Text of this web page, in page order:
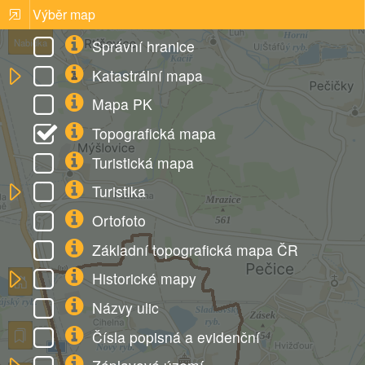
Nabídka
Výběr map
Správní hranice
Katastrální mapa
Mapa PK
Topografická mapa
Turistická mapa
Turistika
Ortofoto
Základní topografická mapa ČR
Historické mapy
Názvy ulic
Čísla popisná a evidenční